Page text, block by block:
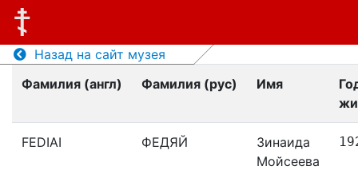
Назад на сайт музея
Фамилия (англ)
Фамилия (рус) Имя
FEDIAI ФЕДЯЙ
Зинаида
Мойсеева